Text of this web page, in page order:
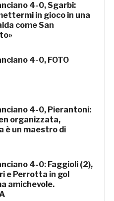
4-0, Sgarbi:
in gioco in una
come San
4-0, FOTO
4-0, Pierantoni:
organizzata,
è un maestro di
4-0: Faggioli (2),
e Perrotta in gol
amichevole.